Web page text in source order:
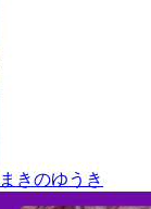
まきのゆうき